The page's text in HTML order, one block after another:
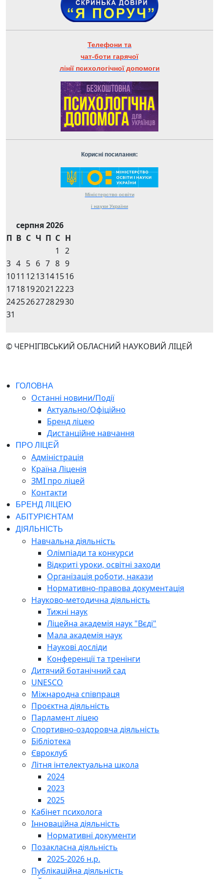
Телефони та
чат-боти гарячої
лінії психологічної допомоги
Корисні посилання:
Міністерство освіти
і науки України
серпня 2026
П В С Ч П С Н
1
2
3 4 5 6 7 8 9
1011 1213141516
1718192021 2223
24252627282930
31
© ЧЕРНІГІВСЬКИЙ ОБЛАСНИЙ НАУКОВИЙ ЛІЦЕЙ
ГОЛОВНА
Останні новини/Події
Актуально/Офіційно
Бренд ліцею
Дистанційне навчання
ПРО ЛІЦЕЙ
Адміністрація
Країна Ліценія
ЗМІ про ліцей
Контакти
БРЕНД ЛІЦЕЮ
АБІТУРІЄНТАМ
ДІЯЛЬНІСТЬ
Навчальна діяльність
Олімпіади та конкурси
Відкриті уроки, освітні заходи
Організація роботи, накази
Нормативно-правова документація
Науково-методична діяльність
Тижні наук
Ліцейна академія наук "Вєді"
Мала академія наук
Наукові досліди
Конференції та тренінги
Дитячий ботанічний сад
UNESCO
Міжнародна співпраця
Проєктна діяльність
Парламент ліцею
Спортивно-оздоровча діяльність
Бібліотека
Євроклуб
Літня інтелектуальна школа
2024
2023
2025
Кабінет психолога
Інноваційна діяльність
Нормативні документи
Позакласна діяльність
2025-2026 н.р.
Публікаційна діяльність